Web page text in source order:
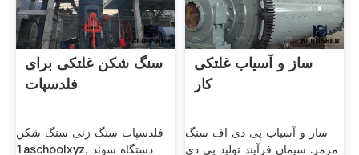
سنگ شکن غلتکی برای
فلدسپات
فلدسپات سنگ زنی سنگ شکن
1aschoolxyz, دستگاه سوئد
ساز و آسیاب غلتکی
کار
ساز و آسیاب پی دی اف سنگ
مرمر. سیمان فرآیند تولید پی دی